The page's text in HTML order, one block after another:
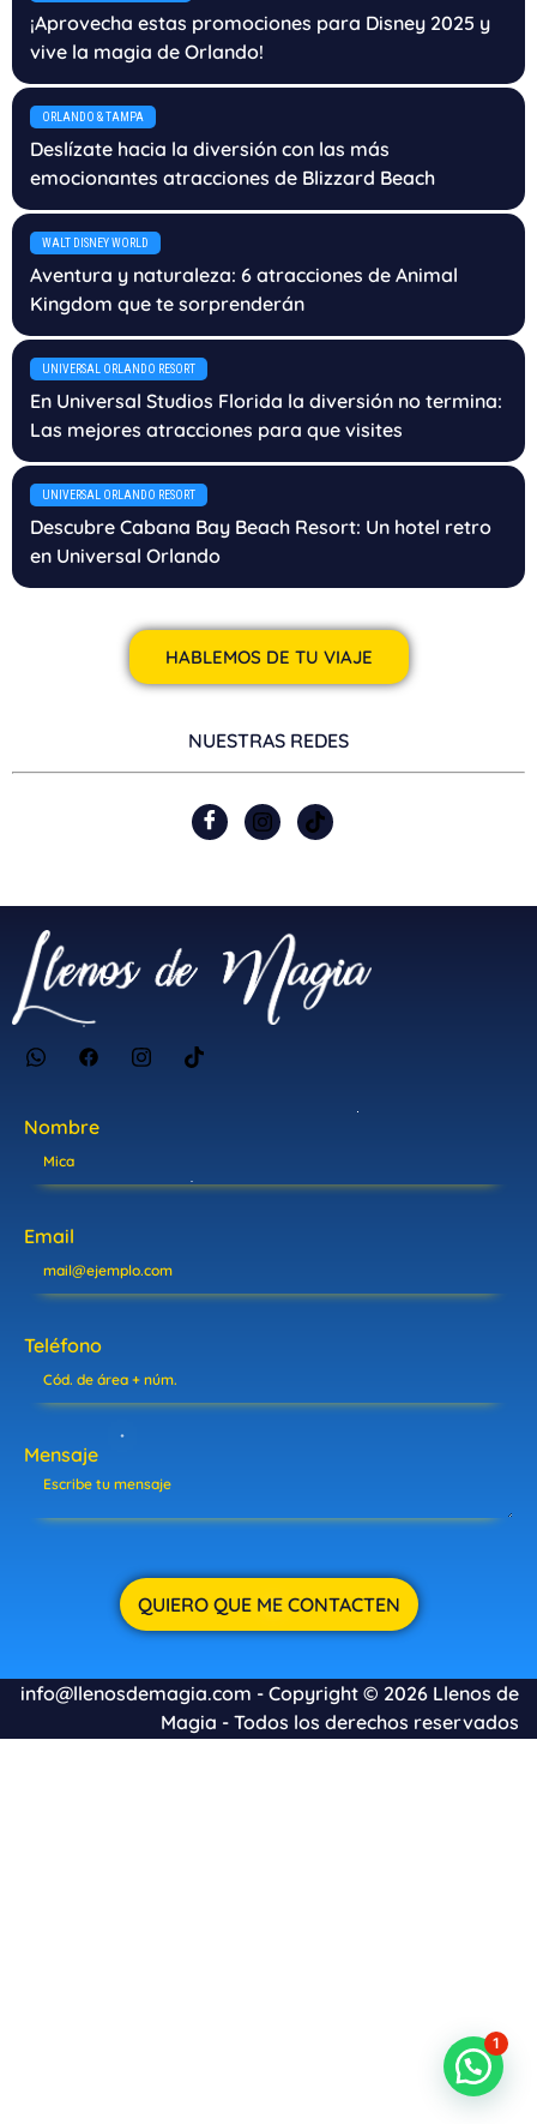
¡Aprovecha estas promociones para Disney 2025 y
vive la magia de Orlando!
ORLANDO & TAMPA
Deslízate hacia la diversión con las más
emocionantes atracciones de Blizzard Beach
WALT DISNEY WORLD
Aventura y naturaleza: 6 atracciones de Animal
Kingdom que te sorprenderán
UNIVERSAL ORLANDO RESORT
En Universal Studios Florida la diversión no termina:
Las mejores atracciones para que visites
UNIVERSAL ORLANDO RESORT
Descubre Cabana Bay Beach Resort: Un hotel retro
en Universal Orlando
HABLEMOS DE TU VIAJE
NUESTRAS REDES
Nombre
Email
Teléfono
Mensaje
info@llenosdemagia.com - Copyright © 2026 Llenos de
Magia - Todos los derechos reservados
1